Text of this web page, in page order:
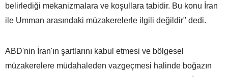
belirlediği mekanizmalara ve koşullara tabidir. Bu konu İran
ile Umman arasındaki müzakerelerle ilgili değildir" dedi.
ABD'nin İran'ın şartlarını kabul etmesi ve bölgesel
müzakerelere müdahaleden vazgeçmesi halinde boğazın